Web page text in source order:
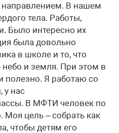
В нашем
тела. Работы,
Было интересно их
была довольно
в школе и то, что
небо и земля. При этом в
полезно. Я работаю со
у нас
В МФТИ человек по
Моя цель – собрать как
чтобы детям его